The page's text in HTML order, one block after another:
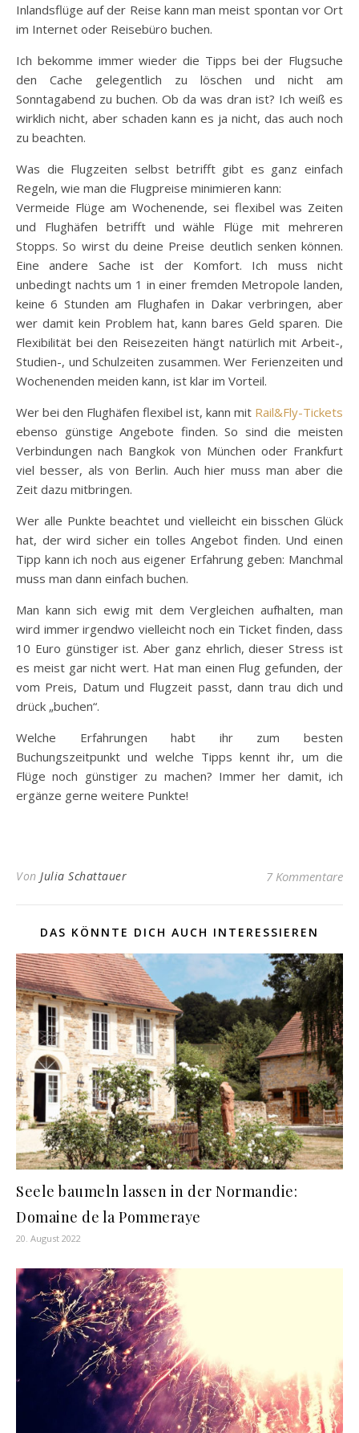
Inlandsflüge auf der Reise kann man meist spontan vor Ort
im Internet oder Reisebüro buchen.
Ich bekomme immer wieder die Tipps bei der Flugsuche
den Cache gelegentlich zu löschen und nicht am
Sonntagabend zu buchen. Ob da was dran ist? Ich weiß es
wirklich nicht, aber schaden kann es ja nicht, das auch noch
zu beachten.
Was die Flugzeiten selbst betrifft gibt es ganz einfach
Regeln, wie man die Flugpreise minimieren kann:
Vermeide Flüge am Wochenende, sei flexibel was Zeiten
und Flughäfen betrifft und wähle Flüge mit mehreren
Stopps. So wirst du deine Preise deutlich senken können.
Eine andere Sache ist der Komfort. Ich muss nicht
unbedingt nachts um 1 in einer fremden Metropole landen,
keine 6 Stunden am Flughafen in Dakar verbringen, aber
wer damit kein Problem hat, kann bares Geld sparen. Die
Flexibilität bei den Reisezeiten hängt natürlich mit Arbeit-,
Studien-, und Schulzeiten zusammen. Wer Ferienzeiten und
Wochenenden meiden kann, ist klar im Vorteil.
Wer bei den Flughäfen flexibel ist, kann mit Rail&Fly-Tickets
ebenso günstige Angebote finden. So sind die meisten
Verbindungen nach Bangkok von München oder Frankfurt
viel besser, als von Berlin. Auch hier muss man aber die
Zeit dazu mitbringen.
Wer alle Punkte beachtet und vielleicht ein bisschen Glück
hat, der wird sicher ein tolles Angebot finden. Und einen
Tipp kann ich noch aus eigener Erfahrung geben: Manchmal
muss man dann einfach buchen.
Man kann sich ewig mit dem Vergleichen aufhalten, man
wird immer irgendwo vielleicht noch ein Ticket finden, dass
10 Euro günstiger ist. Aber ganz ehrlich, dieser Stress ist
es meist gar nicht wert. Hat man einen Flug gefunden, der
vom Preis, Datum und Flugzeit passt, dann trau dich und
drück „buchen“.
Welche Erfahrungen habt ihr zum besten
Buchungszeitpunkt und welche Tipps kennt ihr, um die
Flüge noch günstiger zu machen? Immer her damit, ich
ergänze gerne weitere Punkte!
Von Julia Schattauer 7 Kommentare
DAS KÖNNTE DICH AUCH INTERESSIEREN
Seele baumeln lassen in der Normandie:
Domaine de la Pommeraye
20. August 2022